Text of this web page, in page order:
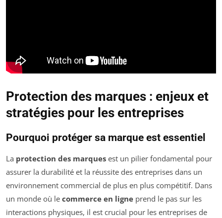
Protection des marques : enjeux et
stratégies pour les entreprises
Pourquoi protéger sa marque est essentiel
La protection des marques est un pilier fondamental pour
assurer la durabilité et la réussite des entreprises dans un
environnement commercial de plus en plus compétitif. Dans
un monde où le commerce en ligne prend le pas sur les
interactions physiques, il est crucial pour les entreprises de